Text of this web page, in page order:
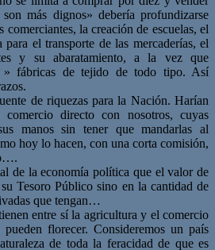
más dignos» debería profundizarse
comerciantes, la creación de escuelas, el
el transporte de las mercaderías, el
y su abaratamiento, a la vez que
» fábricas de tejido de todo tipo. Así
de riquezas para la Nación. Harían
comercio directo con nosotros, cuyas
manos sin tener que mandarlas al
hoy lo hacen, con una corta comisión,
de la economía política que el valor de
Tesoro Público sino en la cantidad de
que tengan…
entre sí la agricultura y el comercio
florecer. Consideremos un país
de toda la feracidad de que es